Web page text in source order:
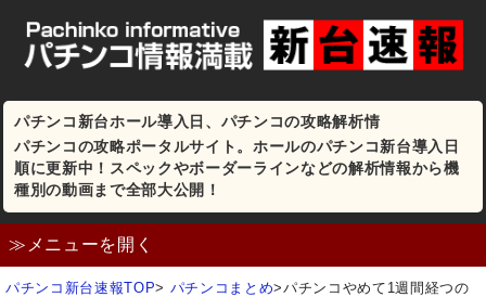
パチンコ新台ホール導入日、パチンコの攻略解析情
パチンコの攻略ポータルサイト。ホールのパチンコ新台導入日
順に更新中！スペックやボーダーラインなどの解析情報から機
種別の動画まで全部大公開！
≫メニューを開く
パチンコ新台速報TOP> パチンコまとめ>パチンコやめて1週間経つの